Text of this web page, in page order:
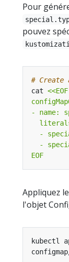
Pour
pouvez
# Create
cat
EOF
Appliquez
l'objet